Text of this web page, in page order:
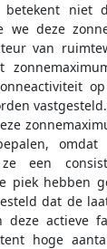
betekent
we deze
van
een
piek hebben
dat de
deze actieve
hoge